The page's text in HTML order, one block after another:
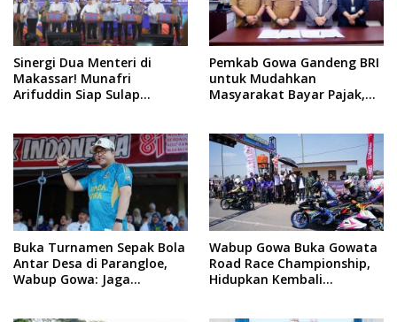
Sinergi Dua Menteri di
Makassar! Munafri
Arifuddin Siap Sulap
Baru
Pemkab Gowa Gandeng BRI
untuk Mudahkan
Masyarakat Bayar Pajak,
Buka Turnamen Sepak Bola
Antar Desa di Parangloe,
Wabup Gowa: Jaga
Wabup Gowa Buka Gowata
Road Race Championship,
Hidupkan Kembali